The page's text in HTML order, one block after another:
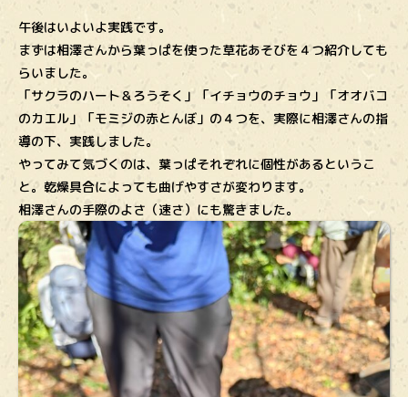
午後はいよいよ実践です。
まずは相澤さんから葉っぱを使った草花あそびを４つ紹介しても
らいました。
「サクラのハート＆ろうそく」「イチョウのチョウ」「オオバコ
のカエル」「モミジの赤とんぼ」の４つを、実際に相澤さんの指
導の下、実践しました。
やってみて気づくのは、葉っぱそれぞれに個性があるというこ
と。乾燥具合によっても曲げやすさが変わります。
相澤さんの手際のよさ（速さ）にも驚きました。